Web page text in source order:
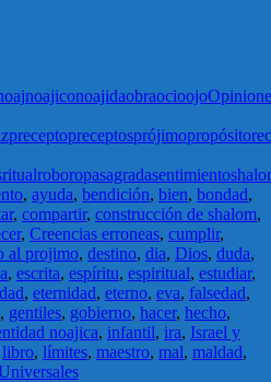
noajiconoajidaobraocioojo
preceptopreceptosprójimopropósito
ritualroboropasagradasentimiento
, ayuda, bendición, bien, bondad,
, compartir, construcción de shalom,
, Creencias erroneas, cumplir,
al projimo, destino, dia, Dios, duda,
, escrita, espíritu, espiritual, estudiar,
, eternidad, eterno, eva, falsedad,
, gentiles, gobierno, hacer, hecho,
noajica, infantil, ira, Israel y
libro, límites, maestro, mal, maldad,